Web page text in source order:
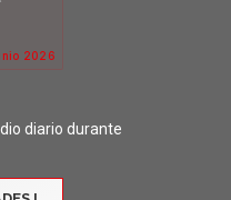
diario durante